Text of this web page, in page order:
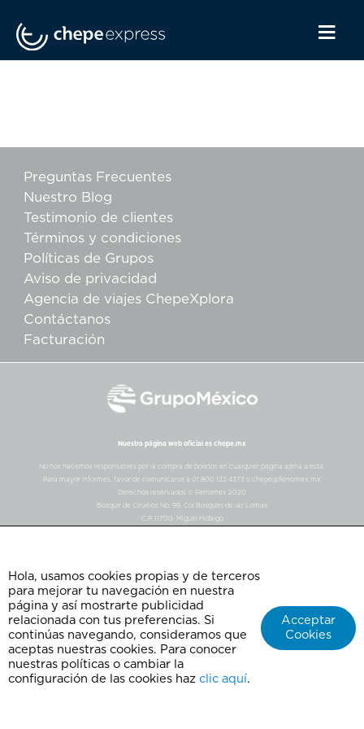
Preguntas Frecuentes
Nuestro Blog
Testimonio de clientes
Términos y condiciones
Políticas de Grupos
Aviso de privacidad
Agencia de viajes ChepeXplora
Contáctanos
Facturación
Nuestra página web oficial es chepe.mx
No nos hacemos responsables por la compra de boletos en cualquier página ajena a esta.
Para mayor informes, favor de comunicarse a 01 800 122 4373 o chepe@ferromex.mx
Derechos reservados © Ferromex 2020
Bosque de Ciruelos No. 99, Col Bosques de las Lomas
C.P. 11700, Miguel Hidalgo
Hola, usamos cookies propias y de terceros
para mejorar tu navegación en nuestra
página y así mostrarte publicidad
relacionada con tus preferencias. Si
continúas navegando, consideramos que
aceptas nuestras cookies. Para conocer
nuestras políticas o cambiar la
configuración de las cookies haz clic aquí.
Acceptar
Cookies